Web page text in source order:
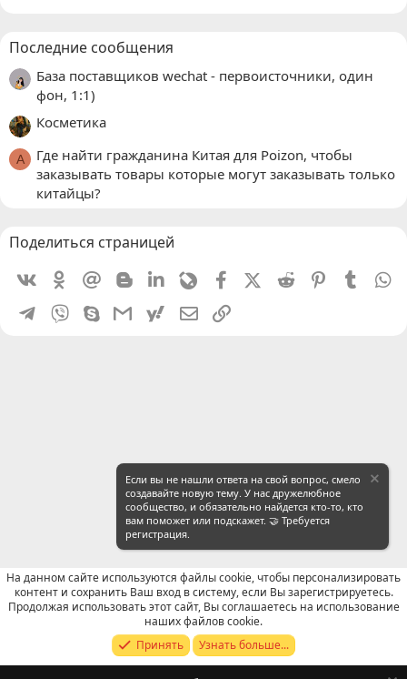
Последние сообщения
База поставщиков wechat - первоисточники, один
фон, 1:1)
Косметика
A
Где найти гражданина Китая для Poizon, чтобы
заказывать товары которые могут заказывать только
китайцы?
Поделиться страницей
VkontakteOdnoklassniki
Mail.ru BloggerLinkedin
LivejournalFacebookX (Twitter)
Reddit PinterestTumblr
Telegram
Viber SkypeGmailyahoomailЭлектронная почта
WeChat: Общие вопросы
Russian (RU)
Если вы не нашли ответа на свой вопрос, смело
создавайте новую тему. У нас дружелюбное
сообщество, и обязательно найдется кто-то, кто
вам поможет или подскажет. 🤝 Требуется
регистрация.
На данном сайте используются файлы cookie, чтобы персонализировать
контент и сохранить Ваш вход в систему, если Вы зарегистрируетесь.
Продолжая использовать этот сайт, Вы соглашаетесь на использование
наших файлов cookie.
Принять
Узнать больше...